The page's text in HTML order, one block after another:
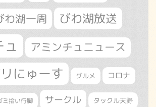
わ湖一周 びわ湖放送
アミンチュニュース
にゅーす グルメ コロナ
ミ拾い行脚 サークル タックル天野